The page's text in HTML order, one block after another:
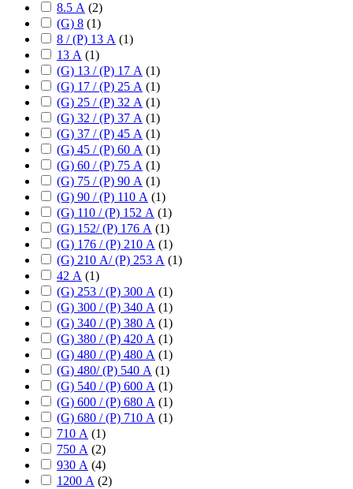
8.5 А (2)
(G) 8 (1)
8 / (P) 13 А (1)
13 А (1)
(G) 13 / (P) 17 А (1)
(G) 17 / (P) 25 А (1)
(G) 25 / (P) 32 А (1)
(G) 32 / (P) 37 А (1)
(G) 37 / (P) 45 А (1)
(G) 45 / (P) 60 А (1)
(G) 60 / (P) 75 А (1)
(G) 75 / (P) 90 А (1)
(G) 90 / (P) 110 А (1)
(G) 110 / (P) 152 А (1)
(G) 152/ (P) 176 А (1)
(G) 176 / (P) 210 А (1)
(G) 210 А/ (P) 253 А (1)
42 А (1)
(G) 253 / (P) 300 А (1)
(G) 300 / (P) 340 А (1)
(G) 340 / (P) 380 А (1)
(G) 380 / (P) 420 А (1)
(G) 480 / (P) 480 А (1)
(G) 480/ (P) 540 А (1)
(G) 540 / (P) 600 А (1)
(G) 600 / (P) 680 А (1)
(G) 680 / (P) 710 А (1)
710 А (1)
750 А (2)
930 А (4)
1200 А (2)